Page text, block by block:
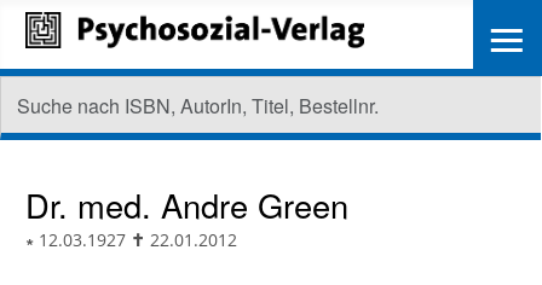
Dr. med. Andre Green
∗ 12.03.1927 ✝ 22.01.2012
≡